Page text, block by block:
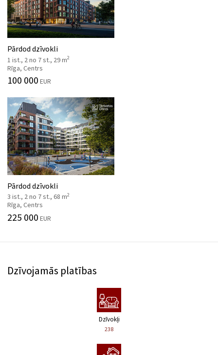
Pārdod dzīvokli
1 ist., 2 no 7 st., 29 m2
Rīga, Centrs
100 000 EUR
Pārdod dzīvokli
3 ist., 2 no 7 st., 68 m2
Rīga, Centrs
225 000 EUR
Dzīvojamās platības
Dzīvokļi
238